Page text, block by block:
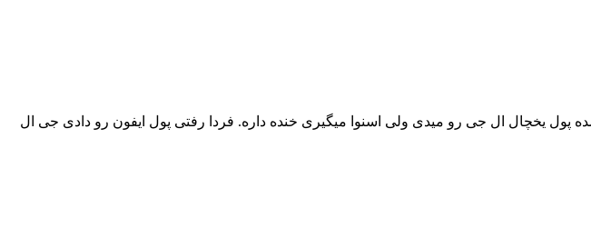
پول یخچال ال جی رو میدی ولی اسنوا میگیری خنده داره. فردا رفتی پول ایفون رو دادی جی ال